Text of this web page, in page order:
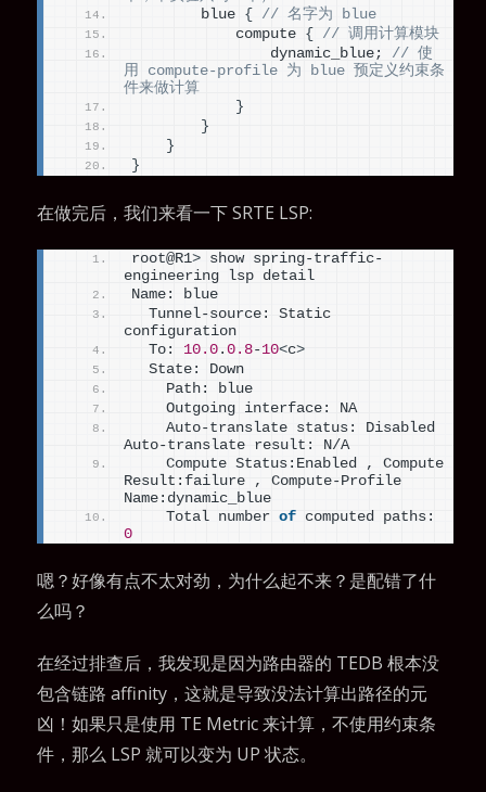
        blue
{
// 名字为 blue
            compute
{
// 调用计算模块
                dynamic_blue;
// 使
用 compute-profile 为 blue 预定义约束条
件来做计算
}
}
}
}
在做完后，我们来看一下 SRTE LSP:
root@R1> show spring-traffic-
engineering lsp detail
Name: blue
  Tunnel-source: Static
configuration
  To:
10.0 .0.8-10<c>
  State: Down
    Path: blue
    Outgoing interface: NA
    Auto-translate status: Disabled
Auto-translate result: N/A
    Compute Status:Enabled , Compute
Result:failure , Compute-Profile
Name:dynamic_blue
    Total number
of
0
嗯？好像有点不太对劲，为什么起不来？是配错了什
么吗？
在经过排查后，我发现是因为路由器的 TEDB 根本没
包含链路 affinity，这就是导致没法计算出路径的元
凶！如果只是使用 TE Metric 来计算，不使用约束条
件，那么 LSP 就可以变为 UP 状态。